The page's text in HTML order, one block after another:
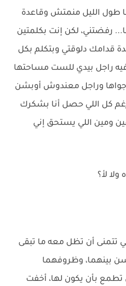
طول الليل منمتش وقاعدة
رفضتني، لكن إنت بكلمتين
قدامك دلوقتي وبتكلم بكل
راجل بيدي للست مساحتها
جواها وراجل معندوش أوبشن
كل اللي حصل أنا بشكرك
ومين اللي يستحق إني
ولا لأ؟
تتمنى أن تظل معه ما تبقى
بينهما، وظروفهما
تطمع بأن يكون لها، أخفت